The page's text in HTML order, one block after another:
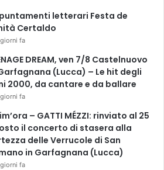
letterari Festa de
Certaldo
fa
DREAM, ven 7/8 Castelnuovo
(Lucca) – Le hit degli
2000, da cantare e da ballare
fa
– GATTI MÉZZI: rinviato al 25
il concerto di stasera alla
delle Verrucole di San
in Garfagnana (Lucca)
fa